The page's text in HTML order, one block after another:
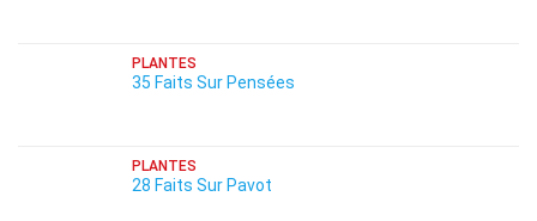
PLANTES
35 Faits Sur Pensées
PLANTES
28 Faits Sur Pavot